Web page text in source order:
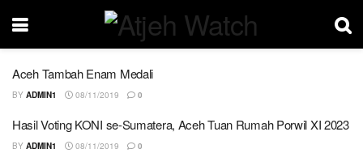
Aceh Tambah Enam Medali
BY ADMIN1 08/11/2019 0
Hasil Voting KONI se-Sumatera, Aceh Tuan Rumah Porwil XI 2023
BY ADMIN1 08/11/2019 0